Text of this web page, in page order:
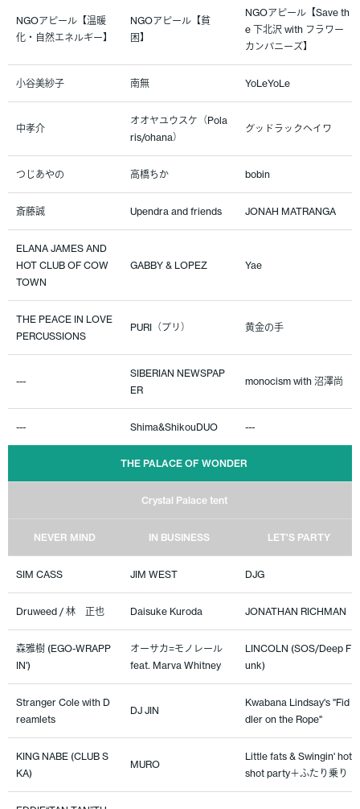
NGOアピール【温暖
化・自然エネルギー】
NGOアピール【貧
困】
NGOアピール【Save th
e 下北沢 with フラワー
カンパニーズ】
小谷美紗子 南無 YoLeYoLe
中孝介
オオヤユウスケ（Pola
ris/ohana）
グッドラックヘイワ
つじあやの 高橋ちか bobin
斎藤誠 Upendra and friends JONAH MATRANGA
ELANA JAMES AND
HOT CLUB OF COW
TOWN
GABBY & LOPEZ Yae
THE PEACE IN LOVE
PERCUSSIONS
PURI（プリ） 黄金の手
---
SIBERIAN NEWSPAP
ER
monocism with 沼澤尚
--- Shima&ShikouDUO ---
THE PALACE OF WONDER
Crystal Palace tent
NEVER MIND IN BUSINESS LET'S PARTY
SIM CASS JIM WEST DJG
Druweed / 林 正也 Daisuke Kuroda JONATHAN RICHMAN
森雅樹 (EGO-WRAPP
IN')
オーサカ=モノレール
feat. Marva Whitney
LINCOLN (SOS/Deep F
unk)
Stranger Cole with D
reamlets
DJ JIN
Kwabana Lindsay's "Fid
dler on the Rope"
KING NABE (CLUB S
KA)
MURO
Little fats & Swingin' hot
shot party＋ふたり乗り